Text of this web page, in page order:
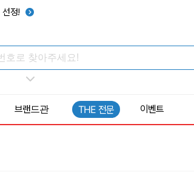
선정!
브랜드관 THE 전문 이벤트